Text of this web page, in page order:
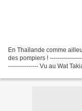
En Thaïlande comme
des pompiers !
--------------- Vu au Wat